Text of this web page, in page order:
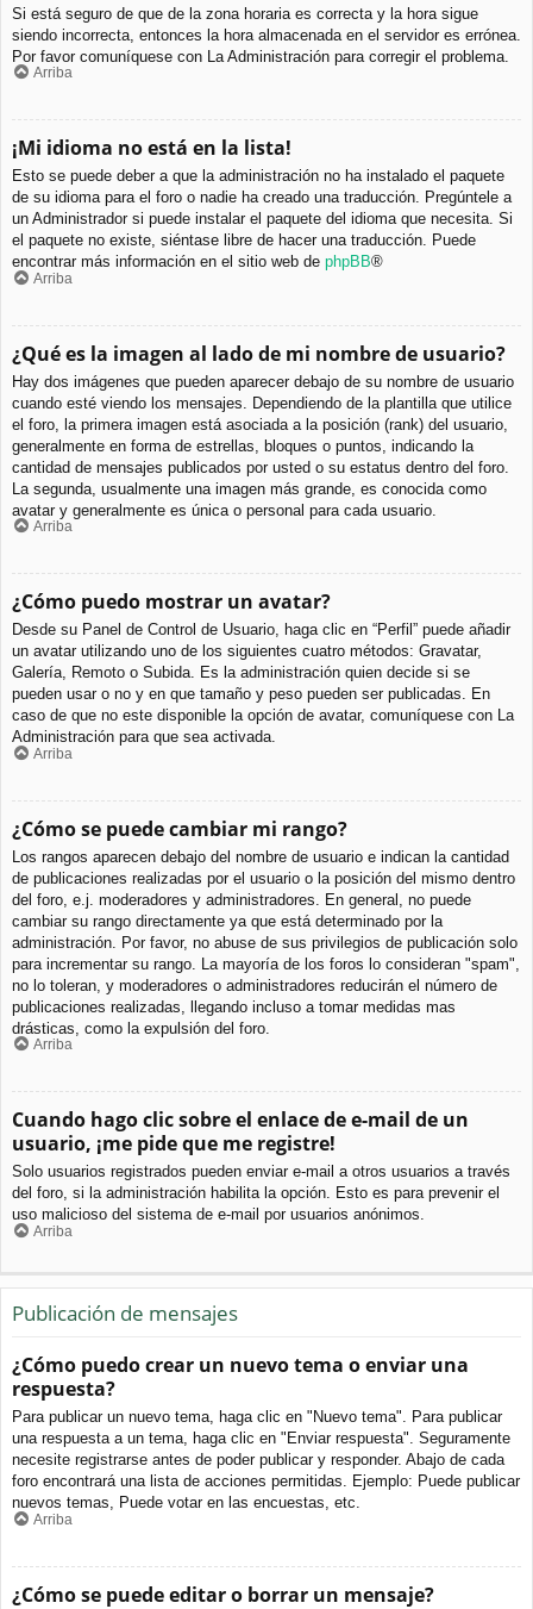
Si está seguro de que de la zona horaria es correcta y la hora sigue
siendo incorrecta, entonces la hora almacenada en el servidor es errónea.
Por favor comuníquese con La Administración para corregir el problema.
Arriba
¡Mi idioma no está en la lista!
Esto se puede deber a que la administración no ha instalado el paquete
de su idioma para el foro o nadie ha creado una traducción. Pregúntele a
un Administrador si puede instalar el paquete del idioma que necesita. Si
el paquete no existe, siéntase libre de hacer una traducción. Puede
encontrar más información en el sitio web de phpBB®
Arriba
¿Qué es la imagen al lado de mi nombre de usuario?
Hay dos imágenes que pueden aparecer debajo de su nombre de usuario
cuando esté viendo los mensajes. Dependiendo de la plantilla que utilice
el foro, la primera imagen está asociada a la posición (rank) del usuario,
generalmente en forma de estrellas, bloques o puntos, indicando la
cantidad de mensajes publicados por usted o su estatus dentro del foro.
La segunda, usualmente una imagen más grande, es conocida como
avatar y generalmente es única o personal para cada usuario.
Arriba
¿Cómo puedo mostrar un avatar?
Desde su Panel de Control de Usuario, haga clic en “Perfil” puede añadir
un avatar utilizando uno de los siguientes cuatro métodos: Gravatar,
Galería, Remoto o Subida. Es la administración quien decide si se
pueden usar o no y en que tamaño y peso pueden ser publicadas. En
caso de que no este disponible la opción de avatar, comuníquese con La
Administración para que sea activada.
Arriba
¿Cómo se puede cambiar mi rango?
Los rangos aparecen debajo del nombre de usuario e indican la cantidad
de publicaciones realizadas por el usuario o la posición del mismo dentro
del foro, e.j. moderadores y administradores. En general, no puede
cambiar su rango directamente ya que está determinado por la
administración. Por favor, no abuse de sus privilegios de publicación solo
para incrementar su rango. La mayoría de los foros lo consideran "spam",
no lo toleran, y moderadores o administradores reducirán el número de
publicaciones realizadas, llegando incluso a tomar medidas mas
drásticas, como la expulsión del foro.
Arriba
Cuando hago clic sobre el enlace de e-mail de un
usuario, ¡me pide que me registre!
Solo usuarios registrados pueden enviar e-mail a otros usuarios a través
del foro, si la administración habilita la opción. Esto es para prevenir el
uso malicioso del sistema de e-mail por usuarios anónimos.
Arriba
Publicación de mensajes
¿Cómo puedo crear un nuevo tema o enviar una
respuesta?
Para publicar un nuevo tema, haga clic en "Nuevo tema". Para publicar
una respuesta a un tema, haga clic en "Enviar respuesta". Seguramente
necesite registrarse antes de poder publicar y responder. Abajo de cada
foro encontrará una lista de acciones permitidas. Ejemplo: Puede publicar
nuevos temas, Puede votar en las encuestas, etc.
Arriba
¿Cómo se puede editar o borrar un mensaje?